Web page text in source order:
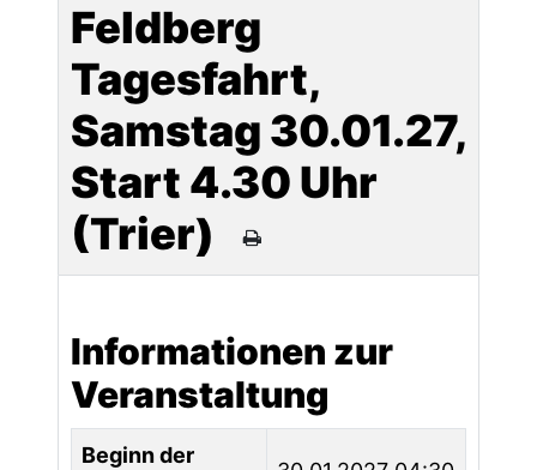
Feldberg
Tagesfahrt,
Samstag 30.01.27,
Start 4.30 Uhr
(Trier)
Informationen zur
Veranstaltung
Beginn der